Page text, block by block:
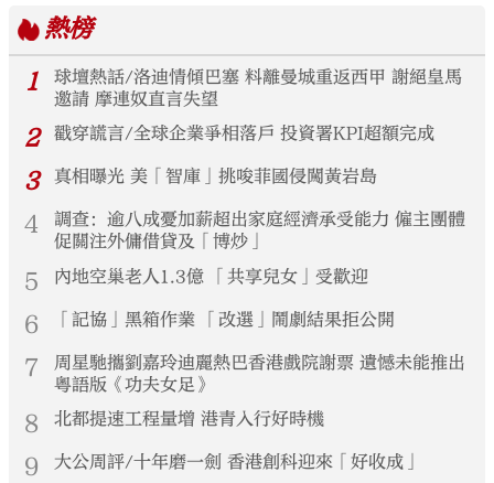
熱榜
1
球壇熱話/洛迪情傾巴塞 料離曼城重返西甲 謝絕皇馬
邀請 摩連奴直言失望
2 戳穿謊言/全球企業爭相落戶 投資署KPI超額完成
3 真相曝光 美「智庫」挑唆菲國侵闖黃岩島
4
調查：逾八成憂加薪超出家庭經濟承受能力 僱主團體
促關注外傭借貸及「博炒」
5 內地空巢老人1.3億 「共享兒女」受歡迎
6 「記協」黑箱作業 「改選」鬧劇結果拒公開
7
周星馳攜劉嘉玲迪麗熱巴香港戲院謝票 遺憾未能推出
粵語版《功夫女足》
8 北都提速工程量增 港青入行好時機
9 大公周評/十年磨一劍 香港創科迎來「好收成」